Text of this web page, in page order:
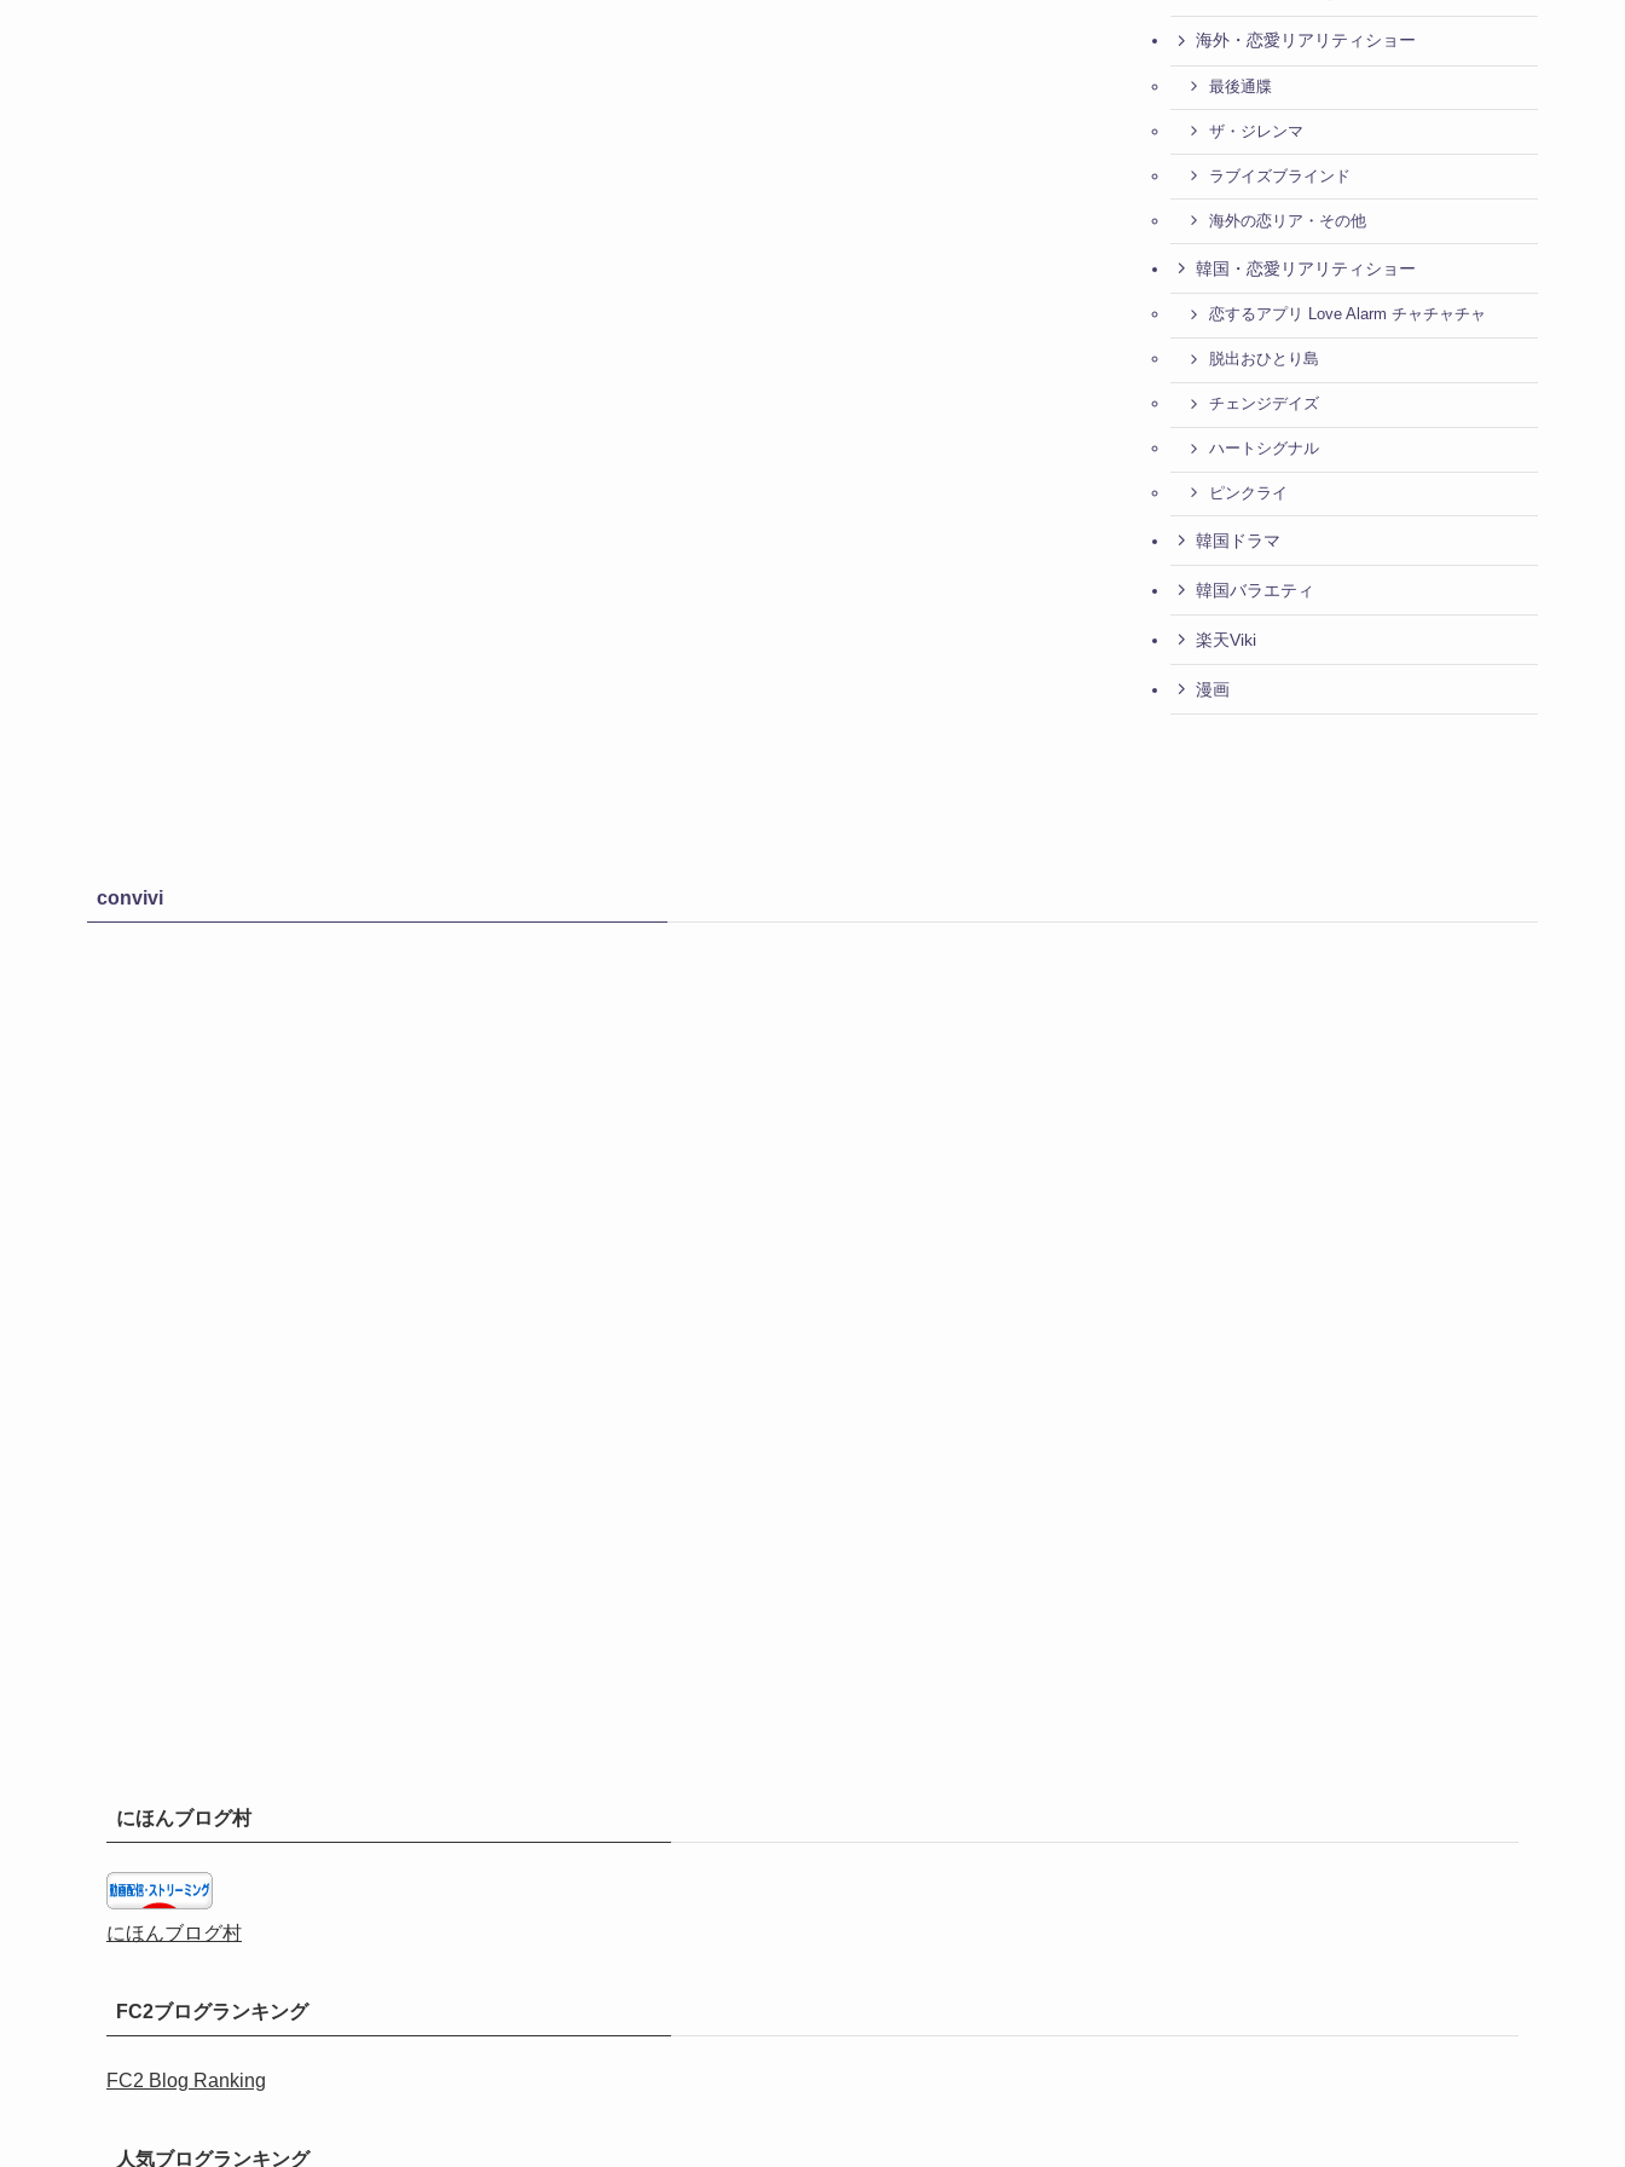
海外・恋愛リアリティショー
最後通牒
ザ・ジレンマ
ラブイズブラインド
海外の恋リア・その他
韓国・恋愛リアリティショー
恋するアプリ Love Alarm チャチャチャ
脱出おひとり島
チェンジデイズ
ハートシグナル
ピンクライ
韓国ドラマ
韓国バラエティ
楽天Viki
漫画
convivi
にほんブログ村
にほんブログ村
FC2ブログランキング
FC2 Blog Ranking
人気ブログランキング